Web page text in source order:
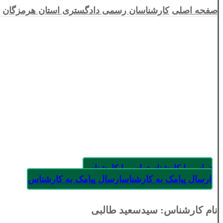
صفحه اصلی کارشناسان رسمی دادگستری استان هرمزگان
تماس با کارشناستماس با کارشناس
ارسال پیامک به کارشناسارسال پیامک به کارشناس
نام کارشناس: سیدسعید طالبی